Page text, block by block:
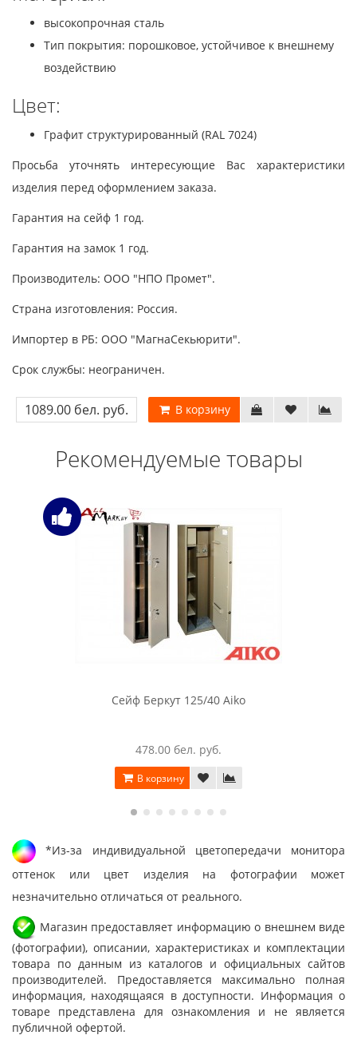
высокопрочная сталь
Тип покрытия: порошковое, устойчивое к внешнему
воздействию
Цвет:
Графит структурированный (RAL 7024)
Просьба уточнять интересующие Вас характеристики
изделия перед оформлением заказа.
Гарантия на сейф 1 год.
Гарантия на замок 1 год.
Производитель: ООО "НПО Промет".
Страна изготовления: Россия.
Импортер в РБ: ООО "МагнаСекьюрити".
Срок службы: неограничен.
1089.00 бел. руб. В корзину
Рекомендуемые товары
Сейф Беркут 125/40 Aiko
478.00 бел. руб.
В корзину
*Из-за индивидуальной цветопередачи монитора
оттенок или цвет изделия на фотографии может
незначительно отличаться от реального.
Магазин предоставляет информацию о внешнем виде
(фотографии), описании, характеристиках и комплектации
товара по данным из каталогов и официальных сайтов
производителей. Предоставляется максимально полная
информация, находящаяся в доступности. Информация о
товаре представлена для ознакомления и не является
публичной офертой.